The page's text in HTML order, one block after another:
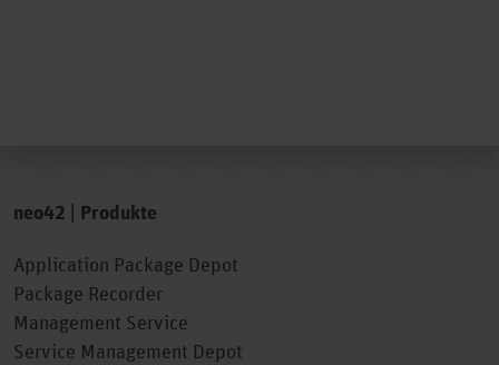
neo42 | Produkte
Application Package Depot
Package Recorder
Management Service
Service Management Depot